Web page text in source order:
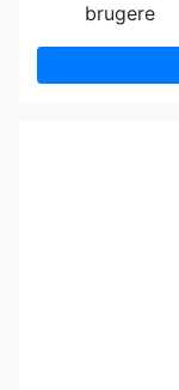
brugere